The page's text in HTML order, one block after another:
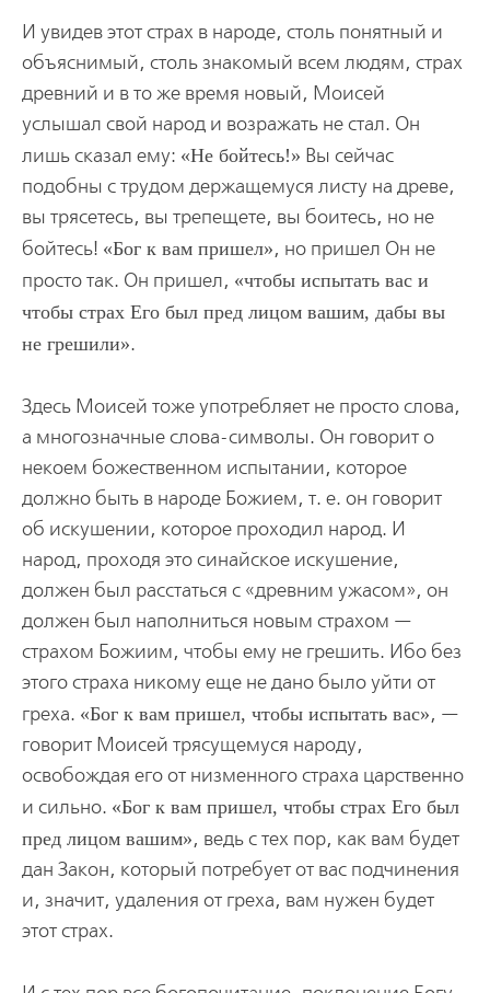
И увидев этот страх в народе, столь понятный и
объяснимый, столь знакомый всем людям, страх
древний и в то же время новый, Моисей
услышал свой народ и возражать не стал. Он
лишь сказал ему:
Не бойтесь!
Вы сейчас
подобны с трудом держащемуся листу на древе,
вы трясетесь, вы трепещете, вы боитесь, но не
бойтесь!
Бог к вам пришел , но пришел Он не
просто так. Он пришел,
чтобы испытать вас и
чтобы страх Его был пред лицом вашим, дабы вы
не грешили .
Здесь Моисей тоже употребляет не просто слова,
а многозначные слова-символы. Он говорит о
некоем божественном испытании, которое
должно быть в народе Божием, т. е. он говорит
об искушении, которое проходил народ. И
народ, проходя это синайское искушение,
должен был расстаться с «древним ужасом», он
должен был наполниться новым страхом —
страхом Божиим, чтобы ему не грешить. Ибо без
этого страха никому еще не дано было уйти от
греха.
Бог к вам пришел, чтобы испытать вас , —
говорит Моисей трясущемуся народу,
освобождая его от низменного страха царственно
и сильно.
Бог к вам пришел, чтобы страх Его был
пред лицом вашим , ведь с тех пор, как вам будет
дан Закон, который потребует от вас подчинения
и, значит, удаления от греха, вам нужен будет
этот страх.